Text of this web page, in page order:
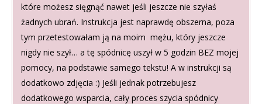
które możesz sięgnąć nawet jeśli jeszcze nie szyłaś
żadnych ubrań. Instrukcja jest naprawdę obszerna, poza
tym przetestowałam ją na moim mężu, który jeszcze
nigdy nie szył… a tę spódnicę uszył w 5 godzin BEZ mojej
pomocy, na podstawie samego tekstu! A w instrukcji są
dodatkowo zdjęcia :) Jeśli jednak potrzebujesz
dodatkowego wsparcia, cały proces szycia spódnicy